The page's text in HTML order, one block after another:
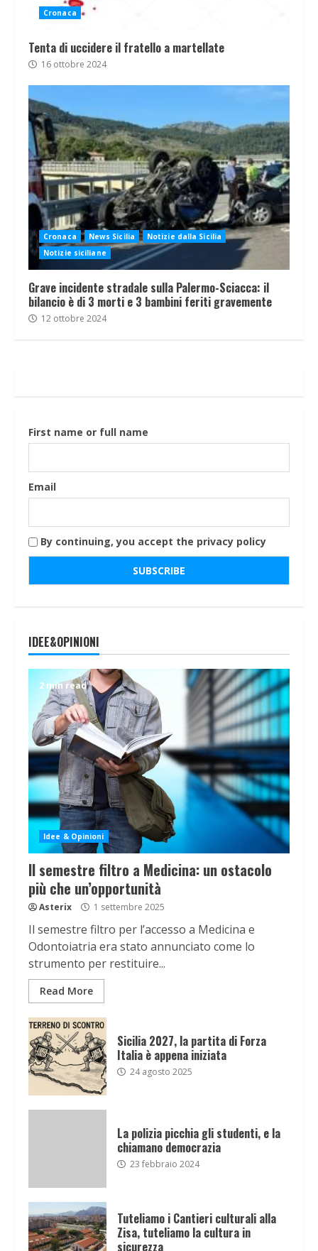
Cronaca
Tenta di uccidere il fratello a martellate
16 ottobre 2024
Cronaca News Sicilia
Notizie dalla Sicilia
Notizie siciliane
Grave incidente stradale sulla Palermo-Sciacca: il
bilancio è di 3 morti e 3 bambini feriti gravemente
12 ottobre 2024
First name or full name
Email
By continuing, you accept the privacy policy
IDEE&OPINIONI
2 min read
Idee & Opinioni
Il semestre filtro a Medicina: un ostacolo
più che un’opportunità
Asterix 1 settembre 2025
Il semestre filtro per l’accesso a Medicina e
Odontoiatria era stato annunciato come lo
strumento per restituire...
Read More
Sicilia 2027, la partita di Forza
Italia è appena iniziata
24 agosto 2025
La polizia picchia gli studenti, e la
chiamano democrazia
23 febbraio 2024
Tuteliamo i Cantieri culturali alla
Zisa, tuteliamo la cultura in
sicurezza